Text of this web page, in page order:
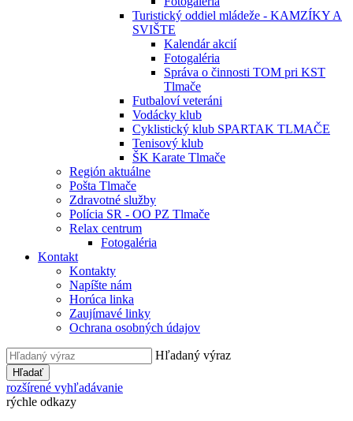
Turistický oddiel mládeže - KAMZÍKY A
SVIŠTE
Kalendár akcií
Fotogaléria
Správa o činnosti TOM pri KST
Tlmače
Futbaloví veteráni
Vodácky klub
Cyklistický klub SPARTAK TLMAČE
Tenisový klub
ŠK Karate Tlmače
Región aktuálne
Pošta Tlmače
Zdravotné služby
Polícia SR - OO PZ Tlmače
Relax centrum
Fotogaléria
Kontakt
Kontakty
Napíšte nám
Horúca linka
Zaujímavé linky
Ochrana osobných údajov
Hľadaný výraz
Hľadať
rozšírené vyhľadávanie
rýchle odkazy